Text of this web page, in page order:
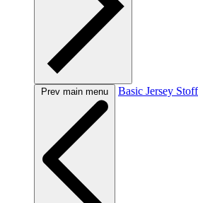
Prev main menu Basic Jersey